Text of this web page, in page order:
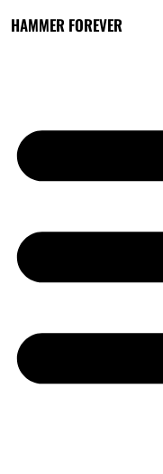
HAMMER FOREVER